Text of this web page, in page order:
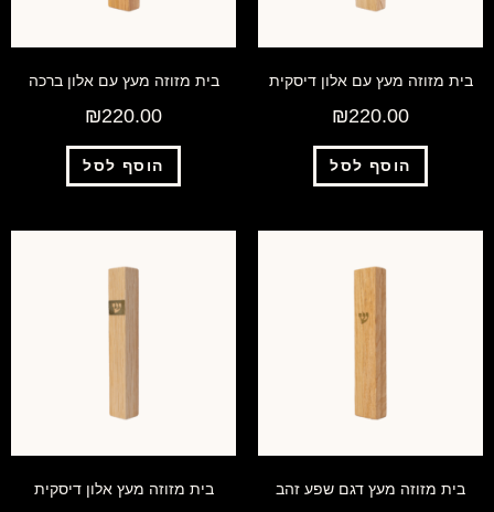
בית מזוזה מעץ עם אלון דיסקית
₪220.00
הוסף לסל
בית מזוזה מעץ עם אלון ברכה
₪220.00
הוסף לסל
בית מזוזה מעץ דגם שפע זהב בית מזוזה מעץ אלון דיסקית